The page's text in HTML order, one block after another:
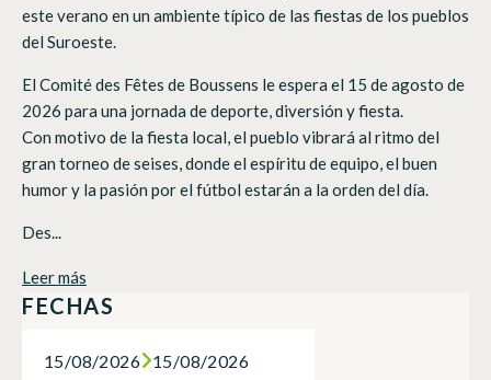
este verano en un ambiente típico de las fiestas de los pueblos
del Suroeste.
El Comité des Fêtes de Boussens le espera el 15 de agosto de
2026 para una jornada de deporte, diversión y fiesta.
Con motivo de la fiesta local, el pueblo vibrará al ritmo del
gran torneo de seises, donde el espíritu de equipo, el buen
humor y la pasión por el fútbol estarán a la orden del día.
Des...
Leer más
FECHAS
15/08/2026 15/08/2026